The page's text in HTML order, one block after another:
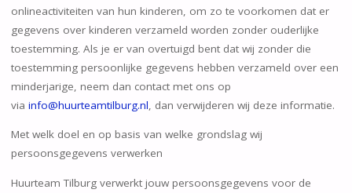
onlineactiviteiten van hun kinderen, om zo te voorkomen dat er
gegevens over kinderen verzameld worden zonder ouderlijke
toestemming. Als je er van overtuigd bent dat wij zonder die
toestemming persoonlijke gegevens hebben verzameld over een
minderjarige, neem dan contact met ons op
via info@huurteamtilburg.nl, dan verwijderen wij deze informatie.
Met welk doel en op basis van welke grondslag wij
persoonsgegevens verwerken
Huurteam Tilburg verwerkt jouw persoonsgegevens voor de